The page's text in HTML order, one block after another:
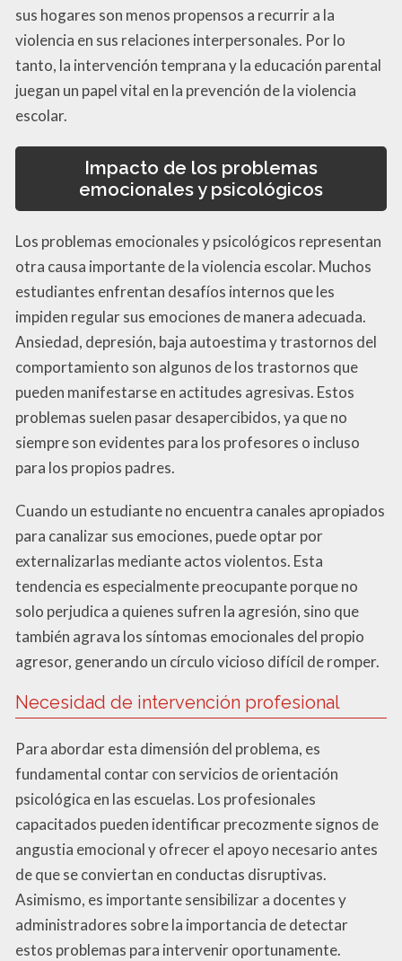
sus hogares son menos propensos a recurrir a la
violencia en sus relaciones interpersonales. Por lo
tanto, la intervención temprana y la educación parental
juegan un papel vital en la prevención de la violencia
escolar.
Impacto de los problemas
emocionales y psicológicos
Los problemas emocionales y psicológicos representan
otra causa importante de la violencia escolar. Muchos
estudiantes enfrentan desafíos internos que les
impiden regular sus emociones de manera adecuada.
Ansiedad, depresión, baja autoestima y trastornos del
comportamiento son algunos de los trastornos que
pueden manifestarse en actitudes agresivas. Estos
problemas suelen pasar desapercibidos, ya que no
siempre son evidentes para los profesores o incluso
para los propios padres.
Cuando un estudiante no encuentra canales apropiados
para canalizar sus emociones, puede optar por
externalizarlas mediante actos violentos. Esta
tendencia es especialmente preocupante porque no
solo perjudica a quienes sufren la agresión, sino que
también agrava los síntomas emocionales del propio
agresor, generando un círculo vicioso difícil de romper.
Necesidad de intervención profesional
Para abordar esta dimensión del problema, es
fundamental contar con servicios de orientación
psicológica en las escuelas. Los profesionales
capacitados pueden identificar precozmente signos de
angustia emocional y ofrecer el apoyo necesario antes
de que se conviertan en conductas disruptivas.
Asimismo, es importante sensibilizar a docentes y
administradores sobre la importancia de detectar
estos problemas para intervenir oportunamente.